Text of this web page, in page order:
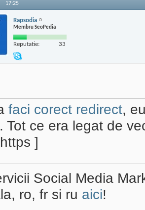
17:25
Rapsodia
Membru SeoPedia
Reputatie: 33
faci corect redirect,
Tot ce era legat de
]
Social Media
ro, fr si ru aici!